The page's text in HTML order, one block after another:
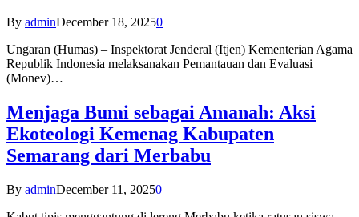
By adminDecember 18, 20250
Ungaran (Humas) – Inspektorat Jenderal (Itjen) Kementerian Agama
Republik Indonesia melaksanakan Pemantauan dan Evaluasi
(Monev)…
Menjaga Bumi sebagai Amanah: Aksi
Ekoteologi Kemenag Kabupaten
Semarang dari Merbabu
By adminDecember 11, 20250